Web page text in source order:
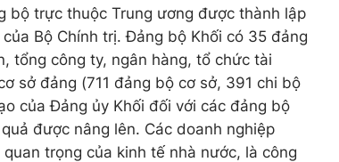
bộ trực thuộc Trung ương được thành lập
Bộ Chính trị. Đảng bộ Khối có 35 đảng
tổng công ty, ngân hàng, tổ chức tài
sở đảng (711 đảng bộ cơ sở, 391 chi bộ
của Đảng ủy Khối đối với các đảng bộ
được nâng lên. Các doanh nghiệp
trọng của kinh tế nhà nước, là công